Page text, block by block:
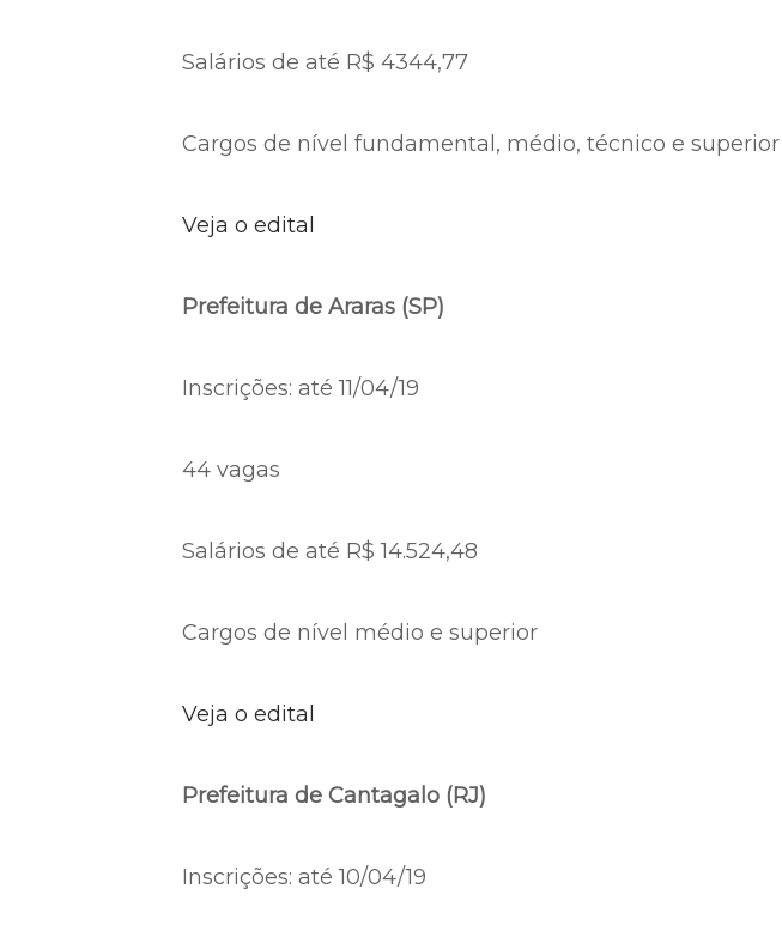
Salários de até R$ 4344,77
Cargos de nível fundamental, médio, técnico e superior
Veja o edital
Prefeitura de Araras (SP)
Inscrições: até 11/04/19
44 vagas
Salários de até R$ 14.524,48
Cargos de nível médio e superior
Veja o edital
Prefeitura de Cantagalo (RJ)
Inscrições: até 10/04/19